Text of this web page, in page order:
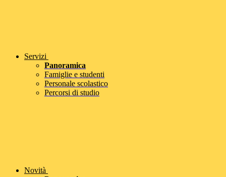
Servizi
Panoramica
Famiglie e studenti
Personale scolastico
Percorsi di studio
Novità